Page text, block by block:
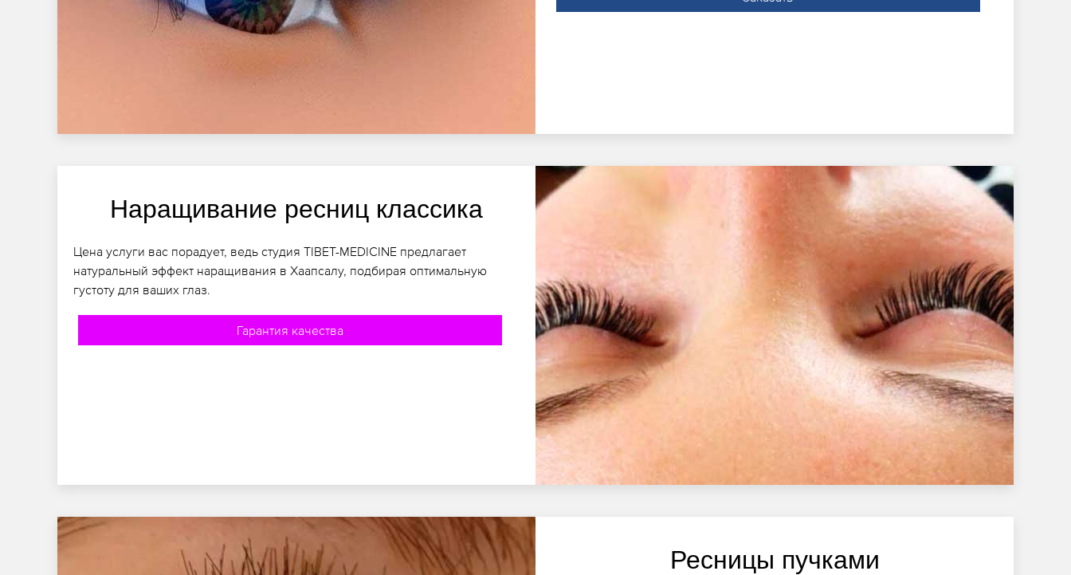
Наращивание ресниц классика
Цена услуги вас порадует, ведь студия TIBET-MEDICINE предлагает
натуральный эффект наращивания в Хаапсалу, подбирая оптимальную
густоту для ваших глаз.
Гарантия качества
Ресницы пучками